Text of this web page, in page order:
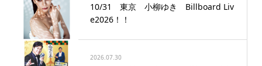
10/31 東京 小柳ゆき Billboard Liv
e2026！！
2026.07.30